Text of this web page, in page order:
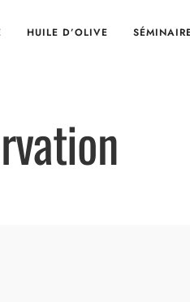
HUILE D’OLIVE